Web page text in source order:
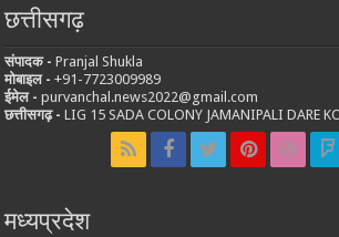
छत्तीसगढ़
संपादक - Pranjal Shukla
मोबाइल - ‪+91-7723009989
ईमेल - purvanchal.news2022@gmail.com
छत्तीसगढ़ - LIG 15 SADA COLONY JAMANIPALI DARE
मध्यप्रदेश